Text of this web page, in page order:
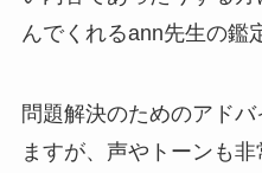
んでくれるann先生の鑑
問題解決のためのアド
ますが、声やトーンも